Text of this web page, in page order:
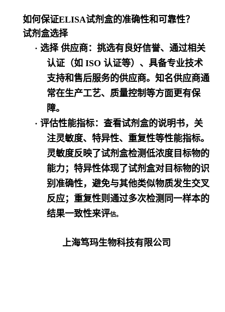
如何保证ELISA试剂盒的准确性和可靠性？
试剂盒选择
· 选择 供应商：挑选有良好信誉、通过相关
认证（如 ISO 认证等）、具备专业技术
支持和售后服务的供应商。知名供应商通
常在生产工艺、质量控制等方面更有保
障。
· 评估性能指标：查看试剂盒的说明书，关
注灵敏度、特异性、重复性等性能指标。
灵敏度反映了试剂盒检测低浓度目标物的
能力；特异性体现了试剂盒对目标物的识
别准确性，避免与其他类似物质发生交叉
反应；重复性则通过多次检测同一样本的
结果一致性来评估。
上海笃玛生物科技有限公司